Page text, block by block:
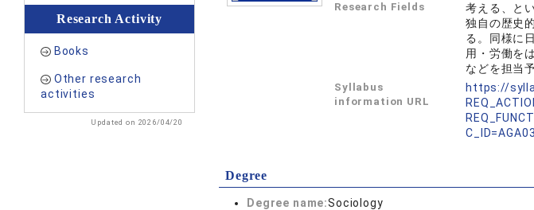
Research Activity
Books
Other research
activities
Updated on 2026/04/20
Research Fields
考える、と
独自の歴史
る。同様に
用・労働を
などを担当
Syllabus
information URL
https://
Degree
Degree name:Sociology